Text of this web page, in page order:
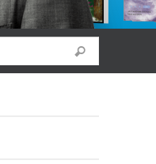
Zoek